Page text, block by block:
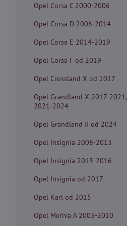
Opel Corsa C 2000-2006
Opel Corsa D 2006-2014
Opel Corsa E 2014-2019
Opel Corsa F od 2019
Opel Crossland X od 2017
Opel Grandland X 2017-2021,
2021-2024
Opel Grandland II od 2024
Opel Insignia 2008-2013
Opel Insignia 2013-2016
Opel Insignia od 2017
Opel Karl od 2015
Opel Meriva A 2003-2010